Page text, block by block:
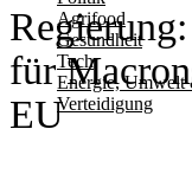
Agrifood
Gesundheit
Tech
Energie, Umwelt
Verteidigung
für
EU